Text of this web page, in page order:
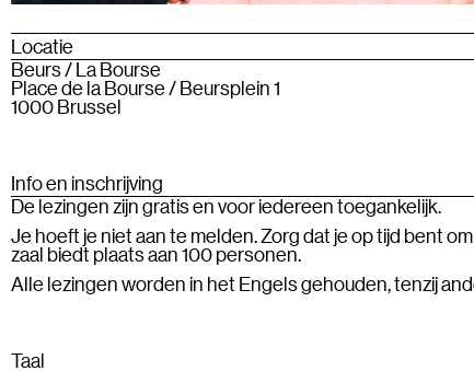
Locatie
Beurs / La Bourse
Place de la Bourse / Beursplein 1
1000 Brussel
Info en inschrijving
De lezingen zijn gratis en voor iedereen toegankelijk.
Je hoeft je niet aan te melden. Zorg dat je op tijd bent
zaal biedt plaats aan 100 personen.
Alle lezingen worden in het Engels gehouden, tenzij
Taal